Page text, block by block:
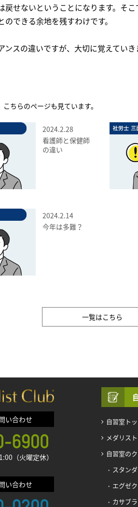
戻せないということになります。そ
のできる余地を残すわけです。
ンスの違いですが、大切に覚えていき
ちらのページも見ています。
2024.2.28
看護師と保健師
の違い
2024.2.14
今年は多難？
一覧はこちら
い合わせ
（火曜定休）
い合わせ
自習室ト
メダリス
自習室の
スタン
エグゼ
カサブ